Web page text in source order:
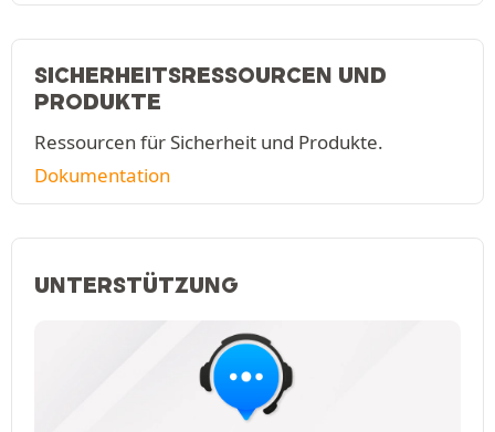
SICHERHEITSRESSOURCEN UND
PRODUKTE
Ressourcen für Sicherheit und Produkte.
Dokumentation
UNTERSTÜTZUNG